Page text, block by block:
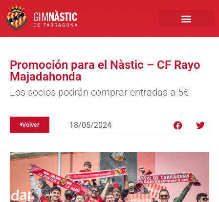
Promoción para el Nàstic – CF Rayo
Majadahonda
Los socios podrán comprar entradas a 5€
Volver 18/05/2024